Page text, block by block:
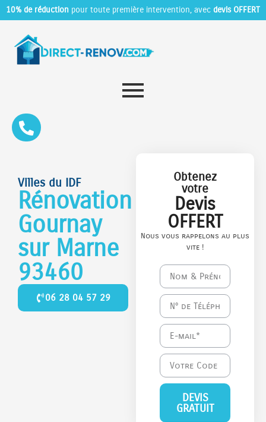
10% de réduction pour toute première intervention, avec devis OFFERT
Villes du IDF
Rénovation
Gournay
sur Marne
93460
06 28 04 57 29
Obtenez
votre
Devis
OFFERT
Nous vous rappelons au plus
vite !
DEVIS
GRATUIT